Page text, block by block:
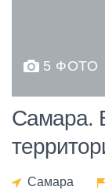
5 ФОТО
Самара.
Самара